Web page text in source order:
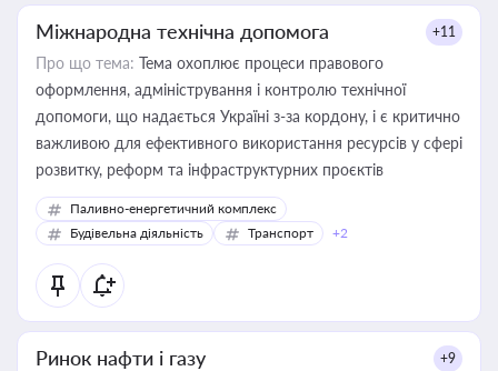
Міжнародна технічна допомога +11
Про що тема: Тема охоплює процеси правового
оформлення, адміністрування і контролю технічної
допомоги, що надається Україні з-за кордону, і є критично
важливою для ефективного використання ресурсів у сфері
розвитку, реформ та інфраструктурних проєктів
Паливно-енергетичний комплекс
Будівельна діяльність
Транспорт +2
Ринок нафти і газу +9